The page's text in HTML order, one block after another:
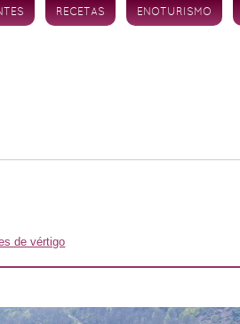
RECETAS ENOTURISMO
de vértigo